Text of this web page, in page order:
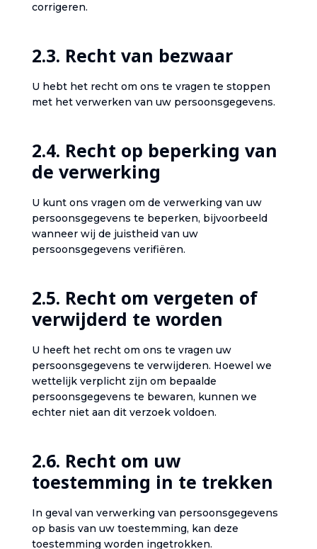
corrigeren.‎
‎2.3. Recht van bezwaar‎
‎U hebt het recht om ons te vragen te stoppen
met het verwerken van uw persoonsgegevens.‎
‎2.4. Recht op beperking van
de verwerking‎
‎U kunt ons vragen om de verwerking van uw
persoonsgegevens te beperken, bijvoorbeeld
wanneer wij de juistheid van uw
persoonsgegevens verifiëren.‎
‎2.5. Recht om vergeten of
verwijderd te worden‎
‎U heeft het recht om ons te vragen uw
persoonsgegevens te verwijderen. Hoewel we
wettelijk verplicht zijn om bepaalde
persoonsgegevens te bewaren, kunnen we
echter niet aan dit verzoek voldoen.‎
‎2.6. Recht om uw
toestemming in te trekken‎
‎In geval van verwerking van persoonsgegevens
op basis van uw toestemming, kan deze
toestemming worden ingetrokken.‎